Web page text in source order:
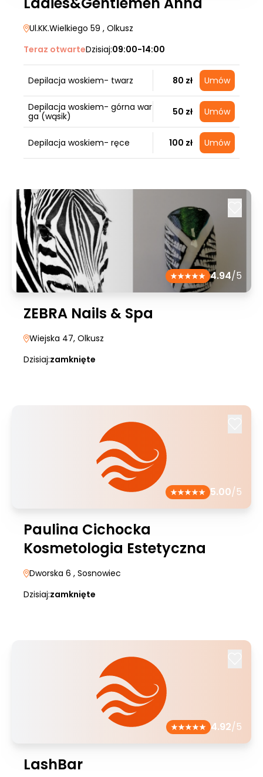
Ul.KK.Wielkiego 59 , Olkusz
Teraz otwarteDzisiaj:09:00-14:00
Depilacja woskiem- twarz 80 zł Umów
Depilacja woskiem- górna war
ga (wąsik)
50 zł Umów
Depilacja woskiem- ręce 100 zł Umów
4.94/5
ZEBRA Nails & Spa
Wiejska 47, Olkusz
Dzisiaj:zamknięte
5.00/5
Paulina Cichocka
Kosmetologia Estetyczna
Dworska 6 , Sosnowiec
Dzisiaj:zamknięte
4.92/5
LashBar